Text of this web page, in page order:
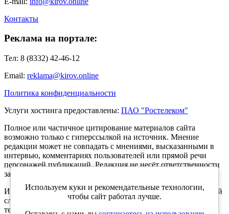
Контакты
Реклама на портале:
Тел: 8 (8332) 42-46-12
Email: reklama@kirov.online
Политика конфиденциальности
Услуги хостинга предоставлены: ПАО "Ростелеком"
Полное или частичное цитирование материалов сайта
возможно только с гиперссылкой на источник. Мнение
редакции может не совпадать с мнениями, высказанными в
интервью, комментариях пользователей или прямой речи
персонажей публикаций. Редакция не несёт ответственности
за текст комментариев читателей.
Интернет-портал Kirov.online зарегистрирован в Федеральной
службе по надзору в сфере связи, информационных
технологий и массовых коммуникаций (Роскомнадзор) 5
Используем куки и рекомендательные технологии,
чтобы сайт работал лучше.